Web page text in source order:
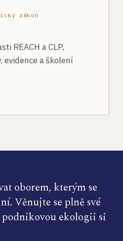
zákon
REACH a CLP,
evidence a školení
oborem, kterým se
Věnujte se plně své
ekologii si